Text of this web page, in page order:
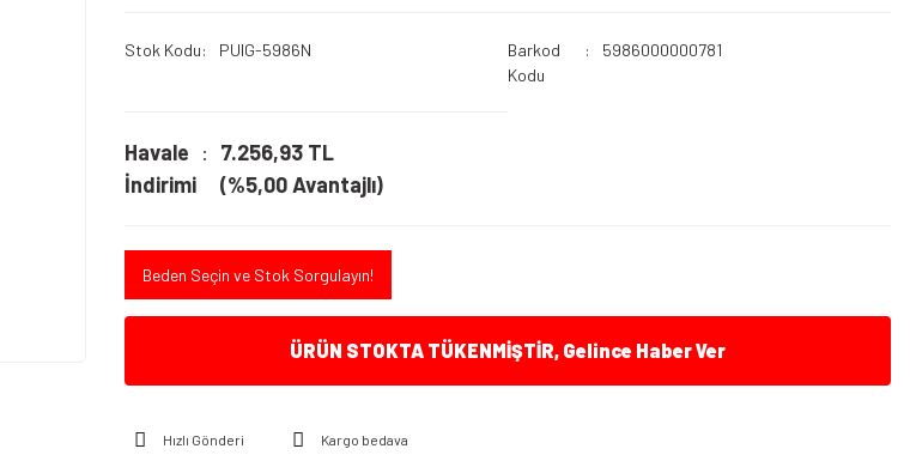
Stok Kodu PUIG-5986N
Barkod
Kodu
5986000000781
Havale
İndirimi
7.256,93 TL
(%5,00 Avantajlı)
Beden Seçin ve Stok Sorgulayın!
ÜRÜN STOKTA TÜKENMİŞTİR, Gelince Haber Ver
Hızlı Gönderi Kargo bedava